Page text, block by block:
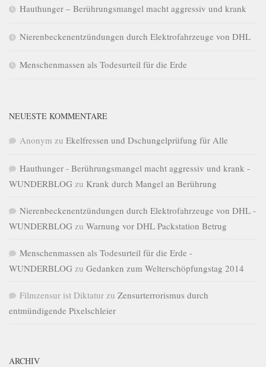
Hauthunger – Berührungsmangel macht aggressiv und krank
Nierenbeckenentzündungen durch Elektrofahrzeuge von DHL
Menschenmassen als Todesurteil für die Erde
NEUESTE KOMMENTARE
Anonym zu Ekelfressen und Dschungelprüfung für Alle
Hauthunger - Berührungsmangel macht aggressiv und krank -
WUNDERBLOG zu Krank durch Mangel an Berührung
Nierenbeckenentzündungen durch Elektrofahrzeuge von DHL -
WUNDERBLOG zu Warnung vor DHL Packstation Betrug
Menschenmassen als Todesurteil für die Erde -
WUNDERBLOG zu Gedanken zum Welterschöpfungstag 2014
Filmzensur ist Diktatur zu Zensurterrorismus durch
entmündigende Pixelschleier
ARCHIV